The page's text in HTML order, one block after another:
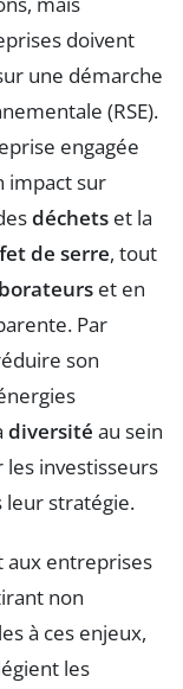
doivent
une démarche
(RSE).
engagée
impact sur
déchets et la
de serre, tout
et en
Par
son
diversité au sein
investisseurs
leur stratégie.
aux entreprises
non
à ces enjeux,
les